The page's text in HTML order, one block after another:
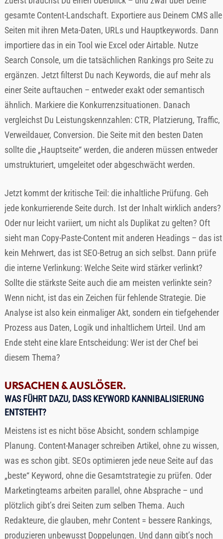
gesamte Content-Landschaft. Exportiere aus Deinem CMS alle
Seiten mit ihren Meta-Daten, URLs und Hauptkeywords. Dann
importiere das in ein Tool wie Excel oder Airtable. Nutze
Search Console, um die tatsächlichen Rankings pro Seite zu
ergänzen. Jetzt filterst Du nach Keywords, die auf mehr als
einer Seite auftauchen – entweder exakt oder semantisch
ähnlich. Markiere die Konkurrenzsituationen. Danach
vergleichst Du Leistungskennzahlen: CTR, Platzierung, Traffic,
Verweildauer, Conversion. Die Seite mit den besten Daten
sollte die „Hauptseite“ werden, die anderen müssen entweder
umstrukturiert, umgeleitet oder abgeschwächt werden.
Jetzt kommt der kritische Teil: die inhaltliche Prüfung. Geh
jede konkurrierende Seite durch. Ist der Inhalt wirklich anders?
Oder nur leicht variiert, um nicht als Duplikat zu gelten? Oft
sieht man Copy-Paste-Content mit anderen Headings – das ist
kein Mehrwert, das ist SEO-Betrug an sich selbst. Dann prüfe
die interne Verlinkung: Welche Seite wird stärker verlinkt?
Sollte die stärkste Seite auch die am meisten verlinkte sein?
Wenn nicht, ist das ein Zeichen für fehlende Strategie. Die
Analyse ist also kein einmaliger Akt, sondern ein tiefgehender
Prozess aus Daten, Logik und inhaltlichem Urteil. Und am
Ende steht eine klare Entscheidung: Wer ist der Chef bei
diesem Thema?
URSACHEN & AUSLÖSER.
WAS FÜHRT DAZU, DASS KEYWORD KANNIBALISIERUNG
ENTSTEHT?
Meistens ist es nicht böse Absicht, sondern schlampige
Planung. Content-Manager schreiben Artikel, ohne zu wissen,
was es schon gibt. SEOs optimieren jede neue Seite auf das
„beste“ Keyword, ohne die Gesamtstrategie zu prüfen. Oder
Marketingteams arbeiten parallel, ohne Absprache – und
plötzlich gibt’s drei Seiten zum selben Thema. Auch
Redakteure, die glauben, mehr Content = bessere Rankings,
produzieren unbewusst Doppelungen. Und dann gibt’s noch